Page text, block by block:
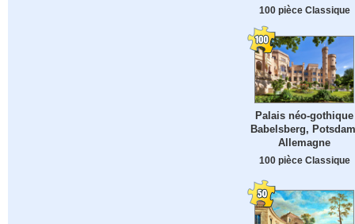
100 pièce Classique
Palais néo-gothique
Babelsberg,
Allemagne
100 pièce Classique